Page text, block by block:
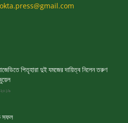
পিতৃহারা দুই যমজের দায়িত্ব নিলেন তরুণ
সফল